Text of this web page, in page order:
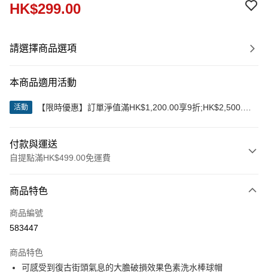
HK$299.00
請選擇商品選項
本商品適用活動
活動
【限時優惠】訂單淨值滿HK$1,200.00享9折;HK$2,500.00
付款與運送
自提點滿HK$499.00免運費
信用卡
Apple Pay
AlipayHK
商品特色
商品編號
583447
商品特色
可感受到復古街頭氣息的大膽破損效果色素洗水棒球帽